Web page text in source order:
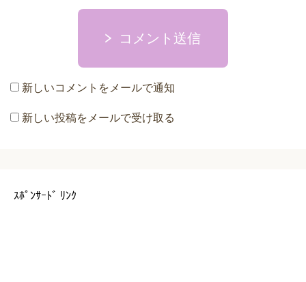
コメント送信
新しいコメントをメールで通知
新しい投稿をメールで受け取る
ｽﾎﾟﾝｻｰﾄﾞ ﾘﾝｸ